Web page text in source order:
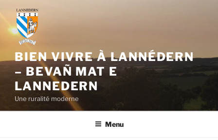
contenu
principal
BIEN VIVRE À LANNÉDERN
– BEVAÑ MAT E
LANNEDERN
Une ruralité moderne
Menu